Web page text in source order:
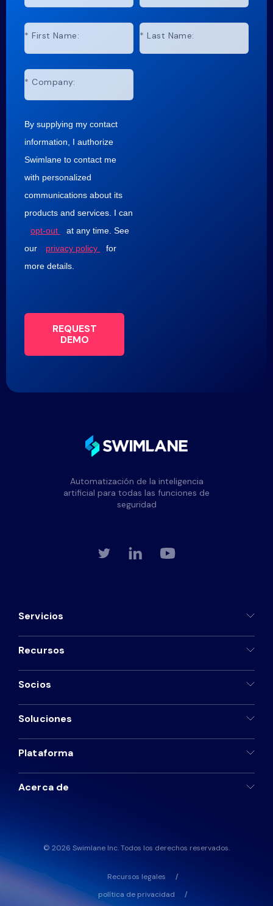
* First Name: * Last Name:
* Company:
By supplying my contact
information, I authorize
Swimlane to contact me
with personalized
communications about its
products and services. I can
opt-out
at any time. See
our
privacy policy
for
more details.
REQUEST
DEMO
Automatización de la inteligencia
artificial para todas las funciones de
seguridad
© 2026 Swimlane Inc. Todos los derechos reservados.
Recursos legales
política de privacidad
Servicios
Recursos
Socios
Soluciones
Plataforma
Acerca de